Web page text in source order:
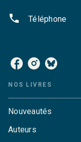
phone Téléphone
NOS LIVRES
Nouveautés
Auteurs